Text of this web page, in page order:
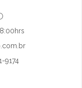
9174